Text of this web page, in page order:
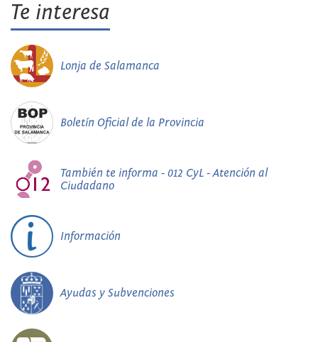
Te interesa
Lonja de Salamanca
Boletín Oficial de la Provincia
También te informa - 012 CyL - Atención al
Ciudadano
Información
Ayudas y Subvenciones